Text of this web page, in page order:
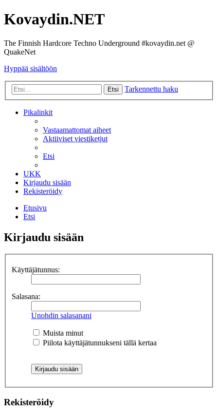
Kovaydin.NET
The Finnish Hardcore Techno Underground #kovaydin.net @
QuakeNet
Hyppää sisältöön
Etsi Tarkennettu haku
Pikalinkit
Vastaamattomat aiheet
Aktiiviset viestiketjut
Etsi
UKK
Kirjaudu sisään
Rekisteröidy
Etusivu
Etsi
Kirjaudu sisään
Käyttäjätunnus:
Salasana:
Unohdin salasanani
Muista minut
Piilota käyttäjätunnukseni tällä kertaa
Rekisteröidy